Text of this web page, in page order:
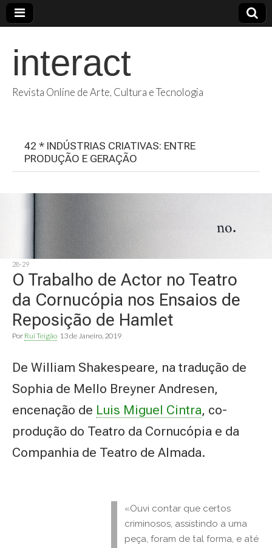
interact
Revista Online de Arte, Cultura e Tecnologia
42 * INDÚSTRIAS CRIATIVAS: ENTRE
PRODUÇÃO E GERAÇÃO
28-29
O Trabalho de Actor no Teatro
da Cornucópia nos Ensaios de
Reposição de Hamlet
Por Rui Teigão 13 de Janeiro, 2019
De William Shakespeare, na tradução de
Sophia de Mello Breyner Andresen,
encenação de Luis Miguel Cintra, co-
produção do Teatro da Cornucópia e da
Companhia de Teatro de Almada.
«Ouvi contar que certos
criminosos, assistindo a uma
peça, foram de tal forma, e até